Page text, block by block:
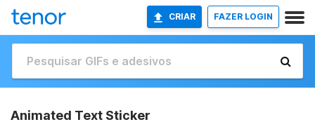
CRIAR FAZER LOGIN
Animated Text Sticker